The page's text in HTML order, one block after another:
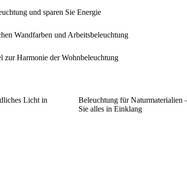
und sparen Sie Energie
Wandfarben und Arbeitsbeleuchtung
zur Harmonie der Wohnbeleuchtung
Licht in
Beleuchtung für Naturmaterialien
Sie alles in Einklang